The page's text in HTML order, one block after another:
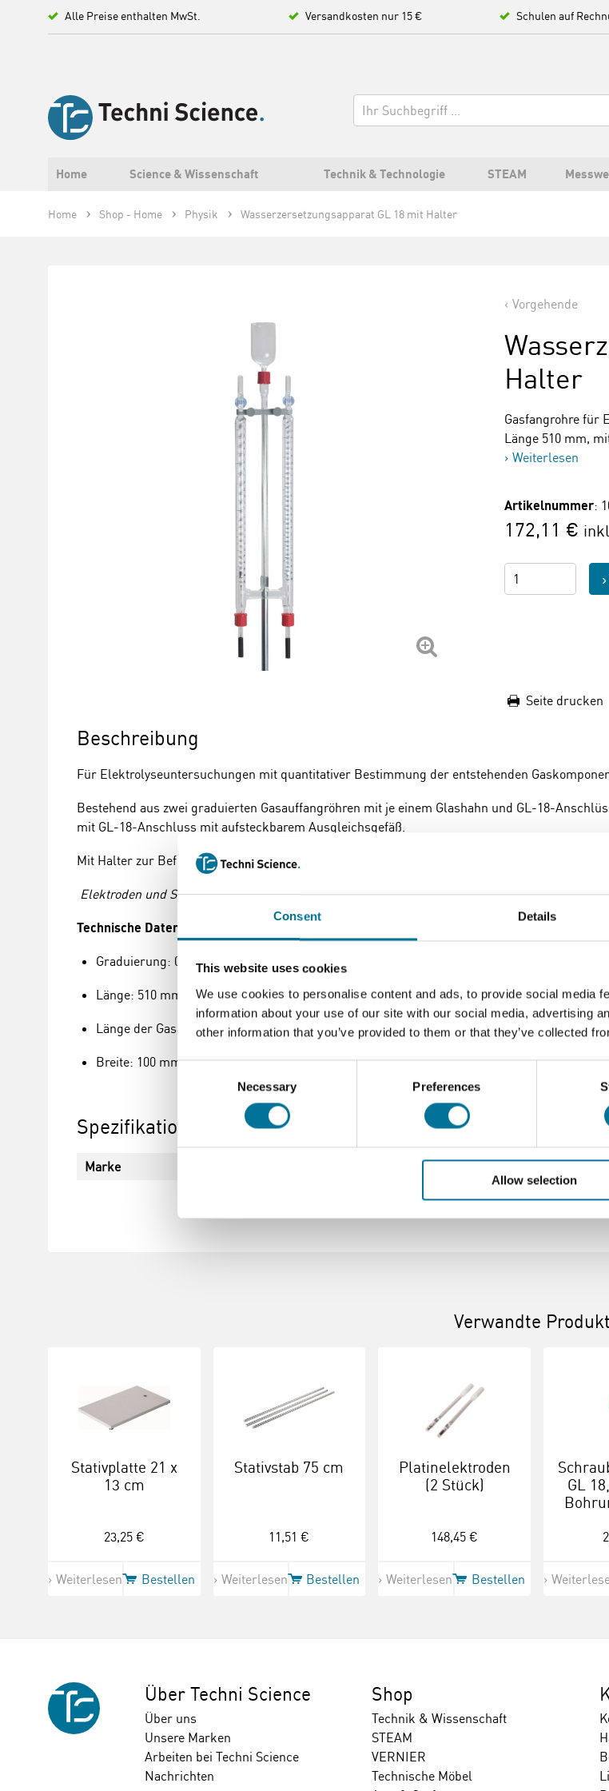
Consent Details
This website uses cookies
We use cookies to personalise content and ads, to provide social media
information about your use of our site with our social media, advertising
other information that you’ve provided to them or that they’ve collected
Necessary Preferences
Allow selection
Alle Preise enthalten MwSt. Versandkosten nur 15 € Schulen auf
Home Science & Wissenschaft Technik & Technologie STEAM
Home Shop - Home Physik Wasserzersetzungsapparat GL 18 mit Halter
Vorgehende
Halter
Gasfangrohre für
Länge 510 mm,
Weiterlesen
Artikelnummer:
172,11 €
Seite drucken
Beschreibung
Für Elektrolyseuntersuchungen mit quantitativer Bestimmung der entstehenden
Bestehend aus zwei graduierten Gasauffangröhren mit je einem Glashahn und GL-18-
mit GL-18-Anschluss mit aufsteckbarem Ausgleichsgefäß.
Mit Halter zur Befestigung an Stativmaterial.
Elektroden und Stativmaterial sind nicht im Lieferumfang enthalten.
Technische Daten
Graduierung: 0 bis 50 ml in 0,2 ml
Länge: 510 mm
Länge der Gasauffangröhren: 440 mm
Breite: 100 mm
Spezifikationen
Marke
Verwandte
Stativplatte 21 x
13 cm
23,25 €
Weiterlesen Bestellen
Stativstab 75 cm
11,51 €
Weiterlesen Bestellen
Platinelektroden
(2 Stück)
148,45 €
Weiterlesen Bestellen
GL
Über Techni Science
Über uns
Unsere Marken
Arbeiten bei Techni Science
Nachrichten
Shop
Technik & Wissenschaft
STEAM
VERNIER
Technische Möbel